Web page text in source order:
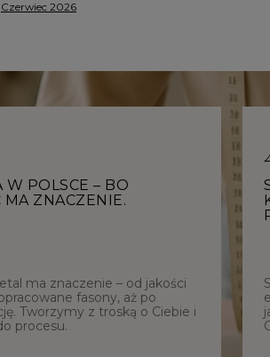
Czerwiec 2026
W POLSCE – BO
MA ZNACZENIE.
ma znaczenie – od jakości
fasony, aż po
Tworzymy z troską o Ciebie i
procesu.